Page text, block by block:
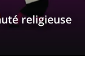
religieuse